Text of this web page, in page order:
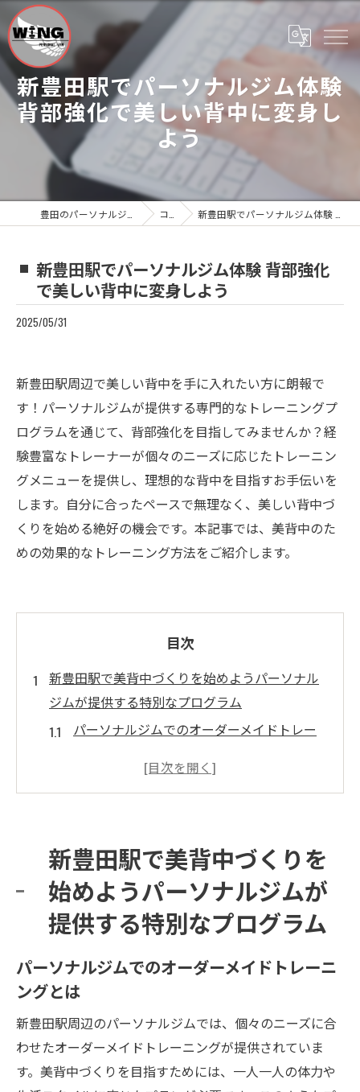
新豊田駅でパーソナルジム体験
背部強化で美しい背中に変身し
よう
コラム 新豊田駅でパーソナルジム体験 背部強化で美しい背中に変身しよう
新豊田駅でパーソナルジム体験 背部強化
で美しい背中に変身しよう
2025/05/31
新豊田駅周辺で美しい背中を手に入れたい方に朗報で
す！パーソナルジムが提供する専門的なトレーニングプ
ログラムを通じて、背部強化を目指してみませんか？経
験豊富なトレーナーが個々のニーズに応じたトレーニン
グメニューを提供し、理想的な背中を目指すお手伝いを
します。自分に合ったペースで無理なく、美しい背中づ
くりを始める絶好の機会です。本記事では、美背中のた
めの効果的なトレーニング方法をご紹介します。
目次
新豊田駅で美背中づくりを始めようパーソナル
ジムが提供する特別なプログラム
パーソナルジムでのオーダーメイドトレー
美背中を目指すための基本エクササイズ
新豊田駅でのスタートを切るための準備
美背中づくりに必要な栄養管理のポイント
トレーニングの成果を最大化するために
背部強化の重要性とパーソナルジムが可能にす
る理想の背中
背部強化がもたらす健康的なメリット
パーソナルジムで得られる効果的な筋力強
化
体感できる姿勢改善とその重要性
新豊田駅で美背中づくりを
始めようパーソナルジムが
提供する特別なプログラム
パーソナルジムでのオーダーメイドトレーニ
ングとは
新豊田駅周辺のパーソナルジムでは、個々のニーズに合
わせたオーダーメイドトレーニングが提供されていま
す。美背中づくりを目指すためには、一人一人の体力や